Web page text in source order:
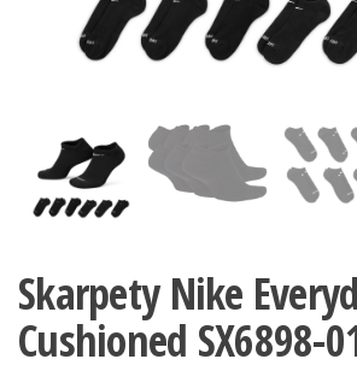
Skarpety Nike
Cushioned SX6898-